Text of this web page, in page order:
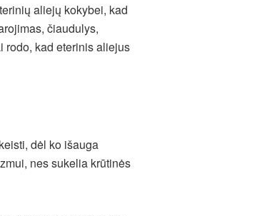
aliejų kokybei, kad
čiaudulys,
rodo, kad eterinis aliejus
dėl ko išauga
nes sukelia krūtinės